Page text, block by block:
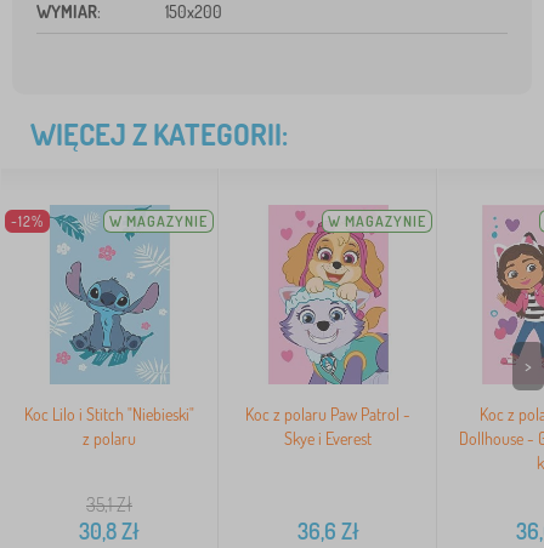
WYMIAR: 150x200
WIĘCEJ Z KATEGORII:
-12% W MAGAZYNIE
Koc Lilo i Stitch "Niebieski"
z polaru
35,1Zł
30,8Zł
W MAGAZYNIE
Koc z polaru Paw Patrol -
Skye i Everest
36,6 Zł
Koc z
Dollhouse -
>